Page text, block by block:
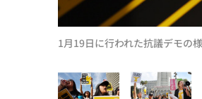
1月19日に行われた抗議デモ